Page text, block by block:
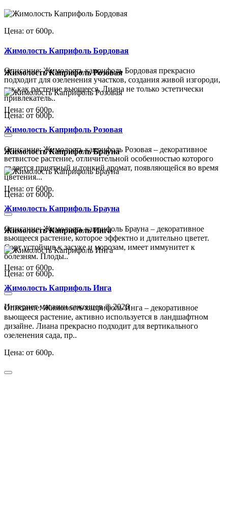
Цена: от 600р.
Жимолость Каприфоль Бордовая
Описание: Жимолость каприфоль Бордовая прекрасно
подходит для озеленения участков, создания живой изгороди,
так как растение вьющееся. Лиана не только эстетически
привлекатель..
Цена: от 600р.
Жимолость Каприфоль Розовая
Цена: от 600р.
Жимолость Каприфоль Розовая
Описание: Жимолость каприфоль Розовая – декоративное
ветвистое растение, отличительной особенностью которого
является приятный и тонкий аромат, появляющейся во время
цветения...
Цена: от 600р.
Жимолость Каприфоль Брауна
Цена: от 600р.
Жимолость Каприфоль Брауна
Описание: Жимолость каприфоль Брауна – декоративное
вьющееся растение, которое эффектно и длительно цветет.
Сорт устойчив к засухе и морозам, имеет иммунитет к
болезням. Плоды..
Цена: от 600р.
Жимолость Каприфоль Инга
Цена: от 600р.
Жимолость Каприфоль Инга
Описание: Жимолость каприфоль Инга – декоративное
вьющееся растение, активно используется в ландшафтном
дизайне. Лиана прекрасно подходит для вертикального
озеленения сада, пр..
Цена: от 600р.
Интернет магазин саженцев © 2026